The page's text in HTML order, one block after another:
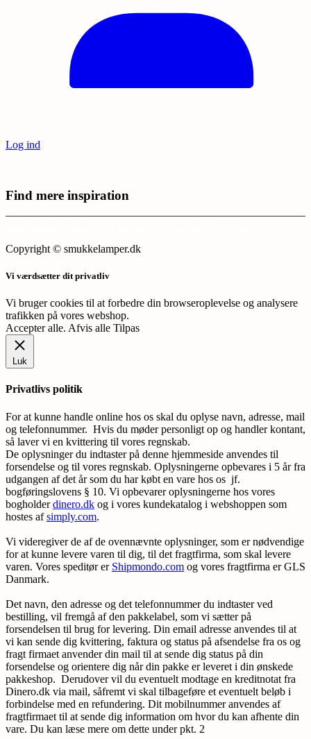
Log ind
Find mere inspiration
Copyright © smukkelamper.dk
Vi værdsætter dit privatliv
Vi bruger cookies til at forbedre din browseroplevelse og analysere
trafikken på vores webshop.
Accepter alle. Afvis alle Tilpas
Luk
Privatlivs politik
For at kunne handle online hos os skal du oplyse navn, adresse, mail
og telefonnummer. Hvis du møder personligt op og handler kontant,
så laver vi en kvittering til vores regnskab.
De oplysninger du indtaster på denne hjemmeside anvendes til
forsendelse og til vores regnskab. Oplysningerne opbevares i 5 år fra
udgangen af det år som du har købt en vare hos os jf.
bogføringslovens § 10. Vi opbevarer oplysningerne hos vores
bogholderdinero.dk og i vores kundekatalog i webshoppen som
hostes afsimply.com.
Vi videregiver de af de ovennævnte oplysninger, som er nødvendige
for at kunne levere varen til dig, til det fragtfirma, som skal levere
varen. Vores speditør er Shipmondo.com og vores fragtfirma er GLS
Danmark.
Det navn, den adresse og det telefonnummer du indtaster ved
bestilling, vil fremgå af den pakkelabel, som vi sætter på
forsendelsen til brug for levering. Din email adresse anvendes til at
vi kan sende dig kvittering, faktura og status på afsendelse fra os og
fragt firmaet anvender din mail til at sende dig status på din
forsendelse og orientere dig når din pakke er leveret i din ønskede
pakkeshop. Derudover vil du eventuelt modtage en kreditnotat fra
Dinero.dk via mail, såfremt vi skal tilbageføre et eventuelt beløb i
forbindelse med en refundering. Dit mobilnummer anvendes af
fragtfirmaet til at sende dig information om hvor du kan afhente din
vare. Du kan læse mere om dette under pkt. 2